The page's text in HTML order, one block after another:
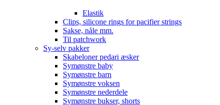
Elastik
Clips, silicone rings for pacifier strings
Sakse, nåle mm.
Til patchwork
Sy-selv pakker
Skabeloner pedari æsker
Symønstre baby
Symønstre barn
Symønstre voksen
Symønstre nederdele
Symønstre bukser, shorts